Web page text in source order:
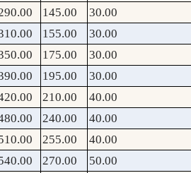
145.00 30.00
155.00 30.00
175.00 30.00
195.00 30.00
210.00 40.00
240.00 40.00
255.00 40.00
270.00 50.00